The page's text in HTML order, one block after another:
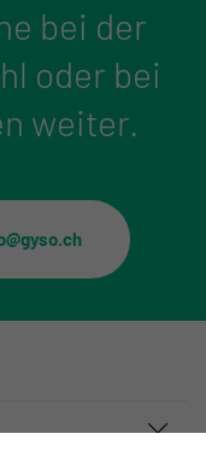
bei der
oder bei
weiter.